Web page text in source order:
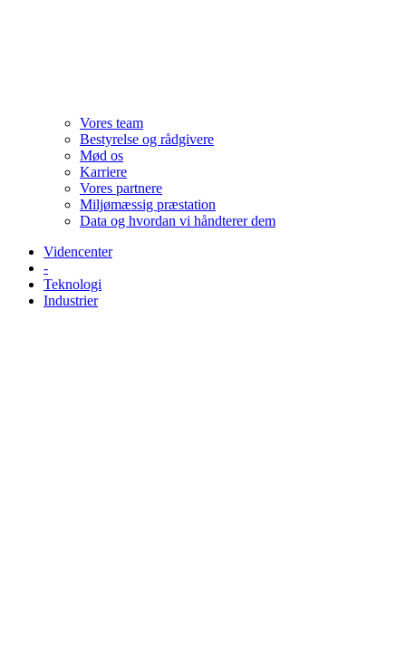
Vores team
Bestyrelse og rådgivere
Mød os
Karriere
Vores partnere
Miljømæssig præstation
Data og hvordan vi håndterer dem
Videncenter
-
Teknologi
Industrier